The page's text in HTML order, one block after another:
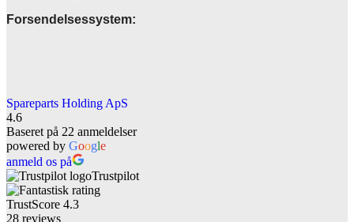
Forsendelsessystem:
Spareparts Holding ApS
4.6
Baseret på 22 anmeldelser
powered by Google
anmeld os på
Trustpilot
TrustScore 4.3
28 reviews